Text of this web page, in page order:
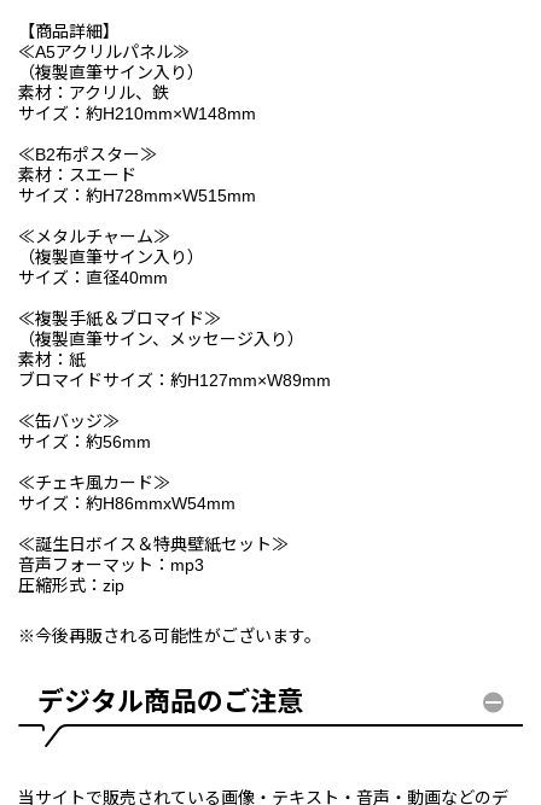
【商品詳細】
≪A5アクリルパネル≫
（複製直筆サイン入り）
素材：アクリル、鉄
サイズ：約H210mm×W148mm
≪B2布ポスター≫
素材：スエード
サイズ：約H728mm×W515mm
≪メタルチャーム≫
（複製直筆サイン入り）
サイズ：直径40mm
≪複製手紙＆ブロマイド≫
（複製直筆サイン、メッセージ入り）
素材：紙
ブロマイドサイズ：約H127mm×W89mm
≪缶バッジ≫
サイズ：約56mm
≪チェキ風カード≫
サイズ：約H86mmxW54mm
≪誕生日ボイス＆特典壁紙セット≫
音声フォーマット：mp3
圧縮形式：zip
※今後再販される可能性がございます。
デジタル商品のご注意
当サイトで販売されている画像・テキスト・音声・動画などのデ